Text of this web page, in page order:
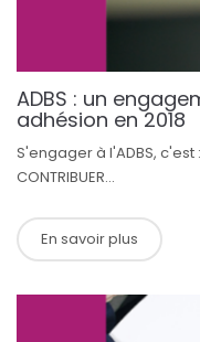
ADBS : un
adhésion en 2018
S'engager à l'ADBS, c'est :
CONTRIBUER...
En savoir plus